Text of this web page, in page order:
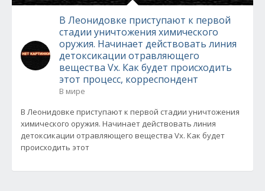
В Леонидовке приступают к первой
стадии уничтожения химического
оружия. Начинает действовать линия
детоксикации отравляющего
вещества Vx. Как будет происходить
этот процесс, корреспондент
В мире
В Леонидовке приступают к первой стадии уничтожения
химического оружия. Начинает действовать линия
детоксикации отравляющего вещества Vx. Как будет
происходить этот